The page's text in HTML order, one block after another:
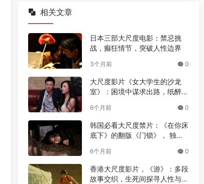
相关文章
日本三部大尺度电影：禁忌挑
战，癫狂情节，突破人性边界
3个月前 0
大尺度影片《女大学生的沙龙
室》：困境中谋求出路，纸醉金
6个月前 0
韩国必看大尺度禁片：《在你床
底下》的翻版《门锁》， 独居
6个月前 0
香港大尺度影片，《游》：多段
故事交织，生死间探寻人性与文